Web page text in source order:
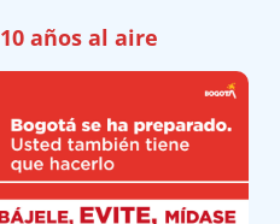
años al aire